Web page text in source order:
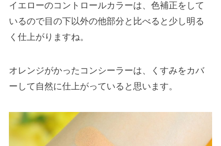
イエローのコントロールカラーは、色補正をして
いるので目の下以外の他部分と比べると少し明る
く仕上がりますね。
オレンジがかったコンシーラーは、くすみをカバ
ーして自然に仕上がっていると思います。